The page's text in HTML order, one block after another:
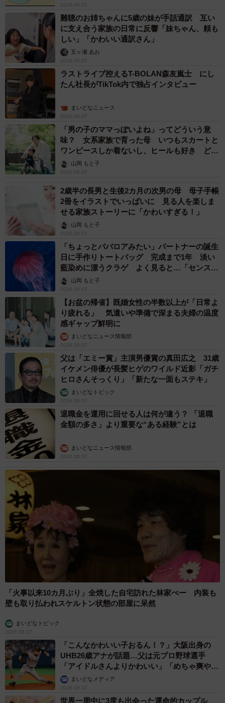
2026.08.07
難聴のお姉ちゃんに5歳の妹が手話通訳 互い
に支え合う家族の日常に反響「妹ちゃん、頼も
しい」「かわいい通訳さん」
五ヶ瀬 あお
2026.08.07
ラストライブ控えるT-BOLAN森友嵐士 にし
たん社長がTikTok内で独占インタビュー
まいどなニュース
2026.08.07
「男の子のママっぽいよね」ってどういう意
味？ 女系家族で育った母 いつもスカートと
ワンピースしか着ないし、ヒールも好き どの
へんが…
山岡 もと子
2026.08.07
2歳半の長男と生後2カ月の次男の母 母子手帳
2冊をイラストでいっぱいに 見る人を楽しま
せる家族ストーリーに「かわいすぎる！」
山岡 もと子
2026.08.07
「ちょっとババロアみたい」パートナーの誕生
日に手作りトートバッグ 完成まで1年 淡い
藍染めに漂うクラゲ よく見ると…「センスす
ごい」山岡 もと子
2026.08.07
【お盆の帰省】既婚女性の半数以上が「日常よ
り疲れる」 気遣いや準備で深まる夫婦の温度
感ギャップ鮮明に
まいどなニュース情報部
2026.08.07
父は「エミー賞」主演男優賞の真田広之 31歳
イケメン俳優が長髪ヒゲのワイルド近影「ガチ
ヒロさんそっくり」「新たな一面もステキ」
まいどなトピック
2026.08.07
退職金を運用に回せる人は何が違う？ 「退職
金額の多さ」より重要な“ある経験”とは
まいどなニュース情報部
2026.08.07
「火事以来10カ月ぶり」全焼した自宅訪れた林家ぺー 内装も
壁も取り払われスケルトン状態の部屋に呆然
まいどなトピック
2026.08.07
「こんなかわいい子おるん！？」大阪出身の
UHB26歳アナが話題…父は元プロ野球選手
「アイドルさんよりかわいい」「めちゃ爽や
か」まいどなメディア
2026.08.07
世界一周中に3度も出会った運命的カップル